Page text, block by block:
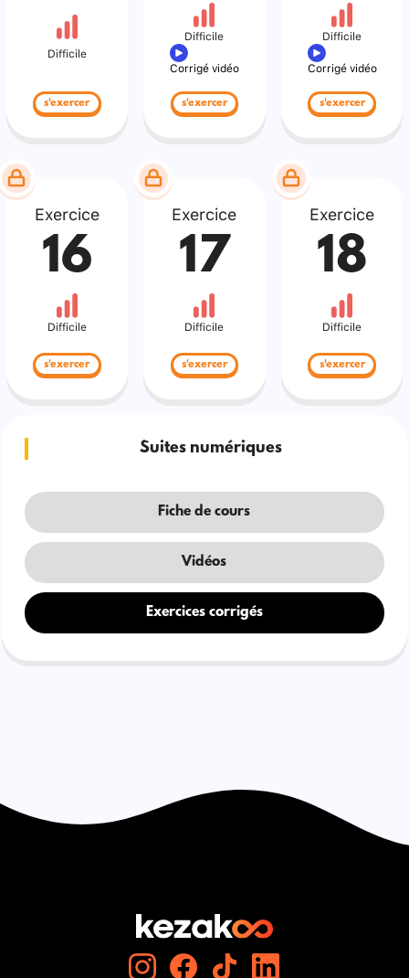
Difficile
s'exercer
Difficile
Corrigé vidéo
s'exercer
Difficile
Corrigé vidéo
s'exercer
Exercice
16
Difficile
s'exercer
Exercice
17
Difficile
s'exercer
Exercice
18
Difficile
s'exercer
Suites numériques
Fiche de cours
Vidéos
Exercices corrigés